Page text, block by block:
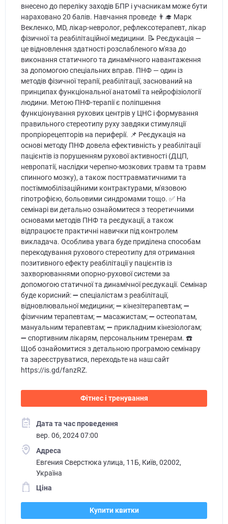
внесено до переліку заходів БПР і учасникам може бути
нараховано 20 балів. Навчання проведе 👨‍🎓 Марк
Векленко, MD, лікар-невролог, рефлексотерапевт, лікар
фізичної та реабілітаційної медицини. 📝 Реєдукація —
це відновлення здатності розслабленого м'яза до
виконання статичного та динамічного навантаження
за допомогою спеціальних вправ. ПНФ — один із
методів фізичної терапії, реабілітації, заснований на
принципах функціональної анатомії та нейрофізіології
людини. Метою ПНФ-терапії є поліпшення
функціонування рухових центрів у ЦНС і формування
правильного стереотипу руху завдяки стимуляції
пропріорецепторів на периферії. 📌 Реєдукація на
основі методу ПНФ довела ефективність у реабілітації
пацієнтів із порушенням рухової активності (ДЦП,
невропатії, наслідки черепно-мозкових травм та травм
спинного мозку), а також посттравматичними та
постіммобілізаційними контрактурами, м'язовою
гіпотрофією, больовими синдромами тощо. ✅ На
семінарі ви детально ознайомитеся з теоретичними
основами методів ПНФ та реєдукації, а також
відпрацюєте практичні навички під контролем
викладача. Особлива увага буде приділена способам
перекодування рухового стереотипу для отримання
позитивного ефекту реабілітації у пацієнтів із
захворюваннями опорно-рухової системи за
допомогою статичної та динамічної реєдукації. Семінар
буде корисний: ➖ спеціалістам з реабілітації,
відновлювальної медицини; ➖ кінезітерапевтам; ➖
фізичним терапевтам; ➖ масажистам; ➖ остеопатам,
мануальним терапевтам; ➖ прикладним кінезіологам;
➖ спортивним лікарям, персональним тренерам. ☎️
Щоб ознайомитися з детальною програмою семінару
та зареєструватися, переходьте на наш сайт
https://is.gd/fanzRZ.
Фітнес і тренування
Дата та час проведення
вер. 06, 2024 07:00
Адреса
Евгения Сверстюка улица, 11Б, Київ, 02002,
Україна
Ціна
Купити квитки